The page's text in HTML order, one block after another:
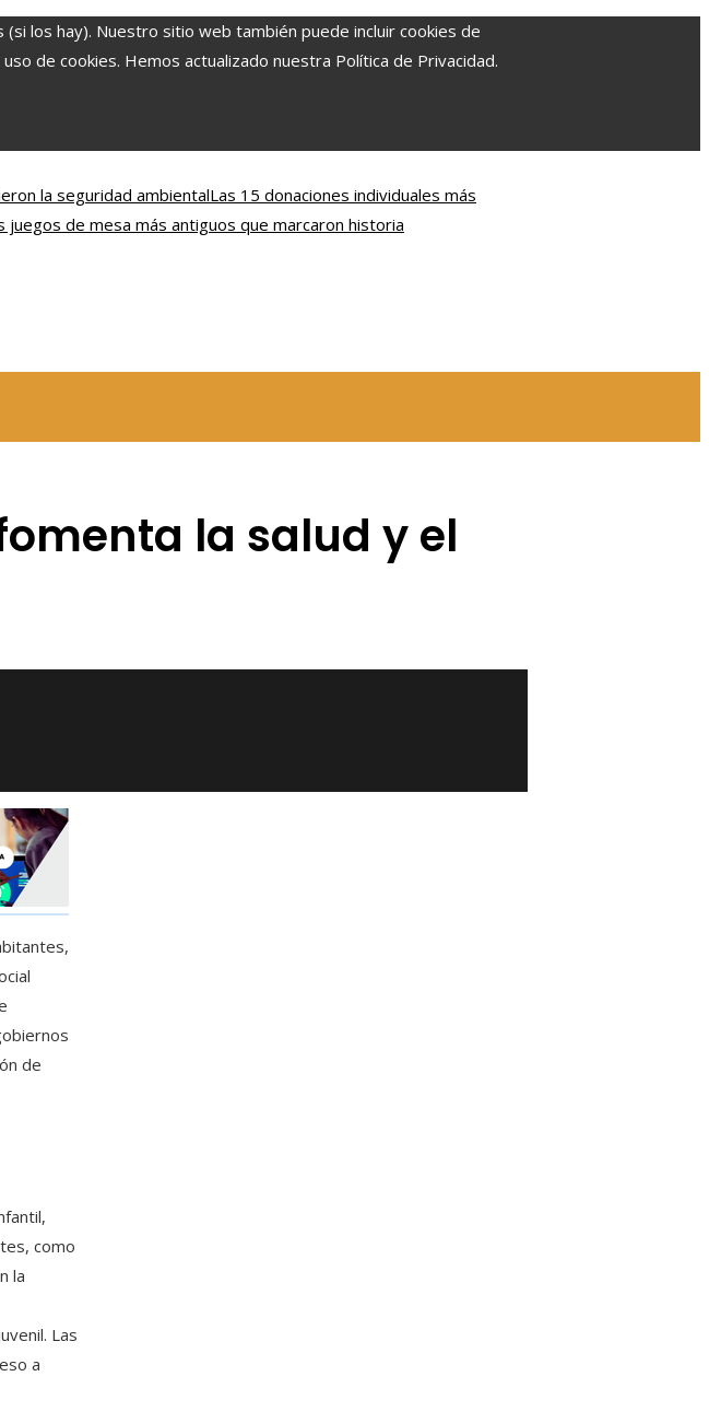
los hay). Nuestro sitio web también puede incluir cookies de
de cookies. Hemos actualizado nuestra Política de Privacidad.
la seguridad ambientalLas 15 donaciones individuales más
juegos de mesa más antiguos que marcaron historia
la salud y el
de
como
la
Las
a